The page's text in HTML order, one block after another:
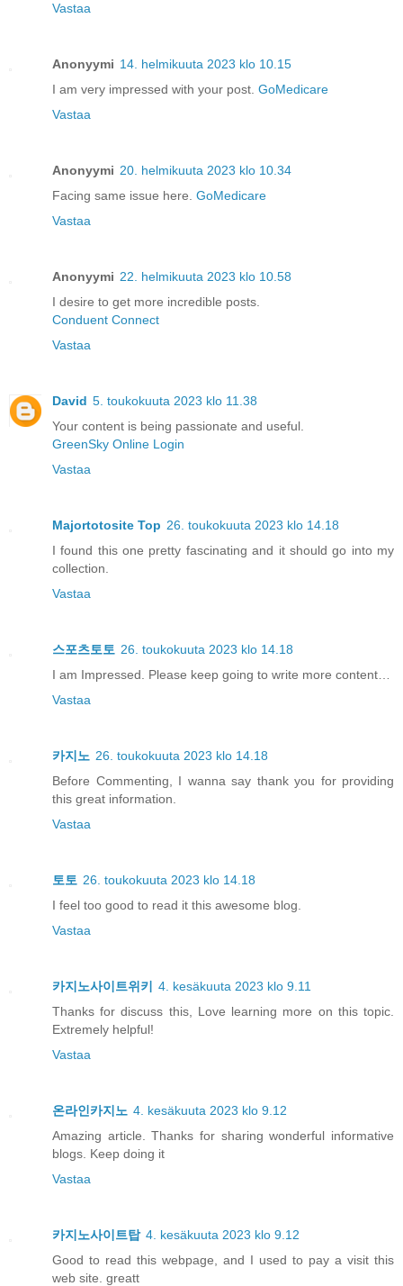
Vastaa
Anonyymi 14. helmikuuta 2023 klo 10.15
I am very impressed with your post. GoMedicare
Vastaa
Anonyymi 20. helmikuuta 2023 klo 10.34
Facing same issue here. GoMedicare
Vastaa
Anonyymi 22. helmikuuta 2023 klo 10.58
I desire to get more incredible posts.
Conduent Connect
Vastaa
David 5. toukokuuta 2023 klo 11.38
Your content is being passionate and useful.
GreenSky Online Login
Vastaa
Majortotosite Top 26. toukokuuta 2023 klo 14.18
I found this one pretty fascinating and it should go into my
collection.
Vastaa
스포츠토토 26. toukokuuta 2023 klo 14.18
I am Impressed. Please keep going to write more content…
Vastaa
카지노 26. toukokuuta 2023 klo 14.18
Before Commenting, I wanna say thank you for providing
this great information.
Vastaa
토토 26. toukokuuta 2023 klo 14.18
I feel too good to read it this awesome blog.
Vastaa
카지노사이트위키
4. kesäkuuta 2023 klo 9.11
Thanks for discuss this, Love learning more on this topic.
Extremely helpful!
Vastaa
온라인카지노 4. kesäkuuta 2023 klo 9.12
Amazing article. Thanks for sharing wonderful informative
blogs. Keep doing it
Vastaa
카지노사이트탑 4. kesäkuuta 2023 klo 9.12
Good to read this webpage, and I used to pay a visit this
web site. greatt